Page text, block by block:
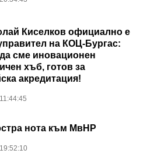
Киселков официално е
на КОЦ-Бургас:
сме иновационен
хъб, готов за
акредитация!
нота към МвНР